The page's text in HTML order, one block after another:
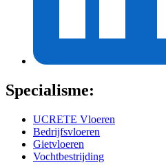
Specialisme:
UCRETE Vloeren
Bedrijfsvloeren
Gietvloeren
Vochtbestrijding